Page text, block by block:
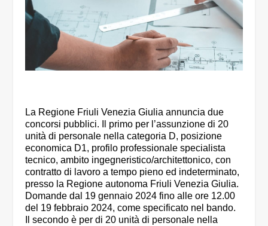
La Regione Friuli Venezia Giulia annuncia due
concorsi pubblici. Il primo per l’assunzione di 20
unità di personale nella categoria D, posizione
economica D1, profilo professionale specialista
tecnico, ambito ingegneristico/architettonico, con
contratto di lavoro a tempo pieno ed indeterminato,
presso la Regione autonoma Friuli Venezia Giulia.
Domande dal 19 gennaio 2024 fino alle ore 12.00
del 19 febbraio 2024, come specificato nel bando.
Il secondo è per di 20 unità di personale nella